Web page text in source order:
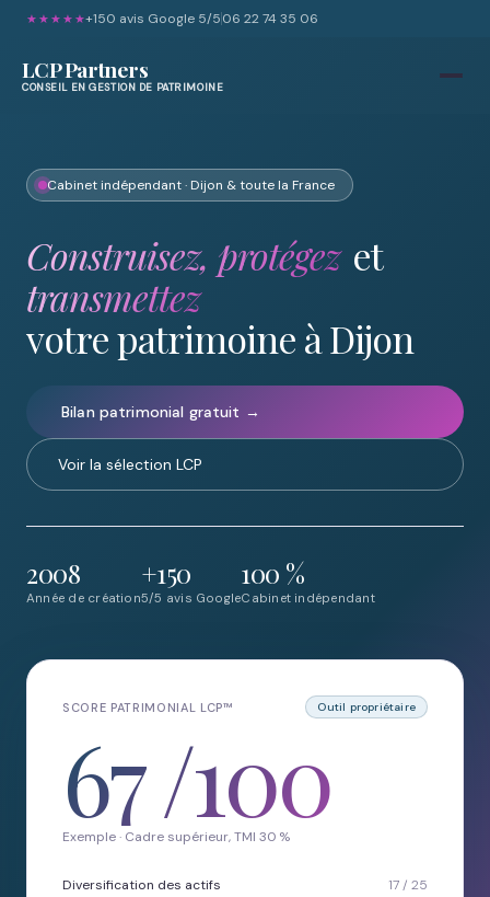
★★★★★+150 avis Google 5/506 22 74 35 06
LCP Partners
CONSEIL EN GESTION DE PATRIMOINE
Cabinet indépendant · Dijon & toute la France
Construisez, protégez et
transmettez
votre patrimoine à Dijon
Bilan patrimonial gratuit →
Voir la sélection LCP
2008
Année de création
+150
5/5 avis Google
100 %
Cabinet indépendant
SCORE PATRIMONIAL LCP™ Outil propriétaire
67/100
Exemple · Cadre supérieur, TMI 30 %
Diversification des actifs 17 / 25